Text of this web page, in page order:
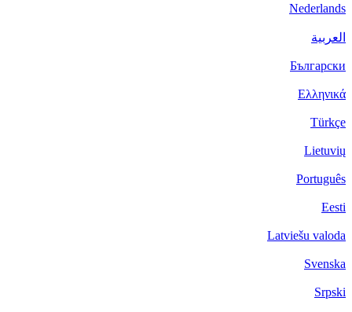
Nederlands
العربية
Български
Ελληνικά
Türkçe
Lietuvių
Português
Eesti
Latviešu valoda
Svenska
Srpski